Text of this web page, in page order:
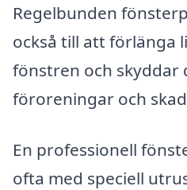
Regelbunden
också till att förlänga
fönstren och skyddar
föroreningar och
En professionell
ofta med speciell